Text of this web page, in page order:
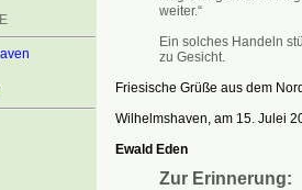
weiter.“
Ein solches Handeln
zu Gesicht.
Friesische Grüße aus dem
Wilhelmshaven, am 15. Julei
Ewald Eden
Zur Erinnerung: